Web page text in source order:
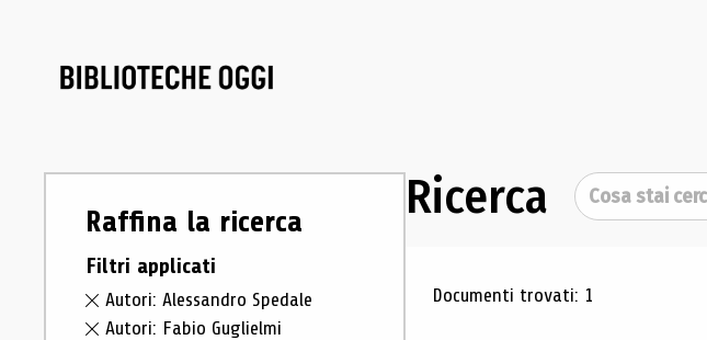
Raffina la ricerca
Filtri applicati
Autori: Alessandro Spedale
Autori: Fabio Guglielmi
Ricerca Cerca
Risultati di
Documenti trovati: 1